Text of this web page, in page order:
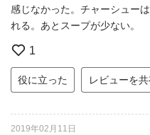
感じなかった。チャーシュー
れる。あとスープが少ない。
1
役に立った レビューを
2019年02月11日